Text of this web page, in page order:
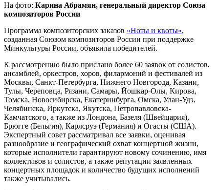
На фото: Карина Абрамян, генеральный директор Союза
композиторов России
Программа композиторских заказов «Ноты и квоты»,
созданная Союзом композиторов России при поддержке
Минкультуры России, объявила победителей.
К рассмотрению было прислано более 60 заявок от солистов,
ансамблей, оркестров, хоров, филармоний и фестивалей из
Москвы, Санкт-Петербурга, Нижнего Новгорода, Казани,
Тулы, Череповца, Рязани, Самары, Йошкар-Олы, Кирова,
Томска, Новосибирска, Екатеринбурга, Омска, Улан-Удэ,
Челябинска, Иркутска, Якутска, Петропавловска-
Камчатского, а также из Лондона, Базеля (Швейцария),
Брюгге (Бельгия), Карлсруэ (Германия) и Огасты (США).
Экспертный совет рассматривал все заявки, оценивая
разнообразие и географический охват концертной жизни,
которые исполнители гарантируют новому сочинению, имя
коллективов и солистов, а также репутации заявленных
концертных площадок и количество будущих исполнений
также учитывались.